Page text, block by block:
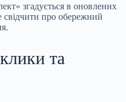
згадується в оновлених
про обережний
та